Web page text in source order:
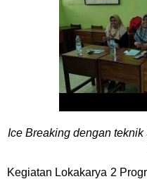
Ice Breaking dengan
Kegiatan Lokakarya 2